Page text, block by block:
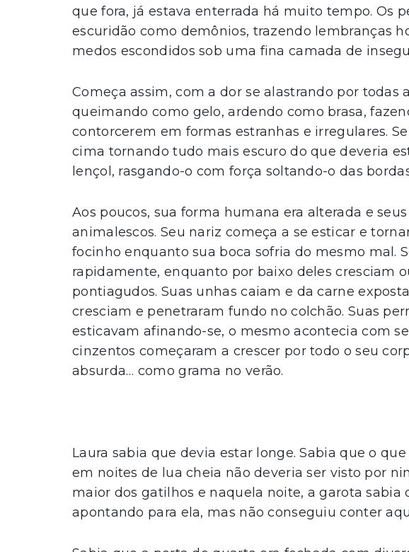
que fora, já estava enterrada há muito tempo. Os
escuridão como demônios, trazendo lembranças
medos escondidos sob uma fina camada de
Começa assim, com a dor se alastrando por todas
queimando como gelo, ardendo como brasa,
contorcerem em formas estranhas e irregulares.
cima tornando tudo mais escuro do que deveria
lençol, rasgando-o com força soltando-o das
Aos poucos, sua forma humana era alterada e
animalescos. Seu nariz começa a se esticar e
focinho enquanto sua boca sofria do mesmo mal.
rapidamente, enquanto por baixo deles cresciam
pontiagudos. Suas unhas caiam e da carne
cresciam e penetraram fundo no colchão. Suas
esticavam afinando-se, o mesmo acontecia com
cinzentos começaram a crescer por todo o seu
absurda… como grama no verão.
Laura sabia que devia estar longe. Sabia que o
em noites de lua cheia não deveria ser visto por
maior dos gatilhos e naquela noite, a garota sabia
apontando para ela, mas não conseguiu conter